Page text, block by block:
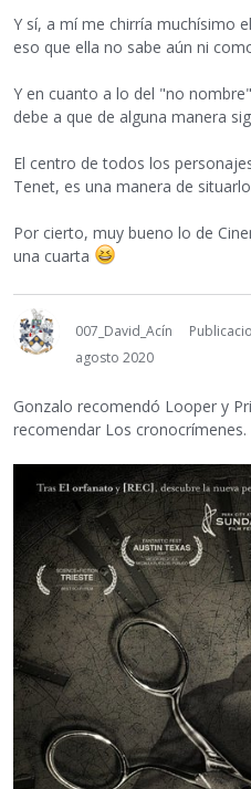
Y sí, a mí me chirría muchísimo
eso que ella no sabe aún ni
Y en cuanto a lo del "no
debe a que de alguna manera
El centro de todos los
Tenet, es una manera de
Por cierto, muy bueno lo de
una cuarta
007_David_Acín
agosto 2020
Gonzalo recomendó Looper y
recomendar Los cronocrímenes.